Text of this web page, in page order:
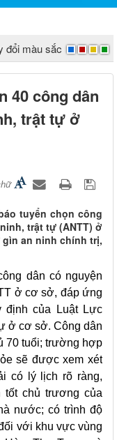
đổi màu sắc
40 công dân
trật tự ở
tuyển chọn công
trật tự (ANTT) ở
an ninh chính trị,
dân có nguyện
ở cơ sở, đáp ứng
định của Luật Lực
ở cơ sở. Công dân
70 tuổi; trường hợp
sẽ được xem xét
có lý lịch rõ ràng,
tốt chủ trương của
nước; có trình độ
với khu vực vùng